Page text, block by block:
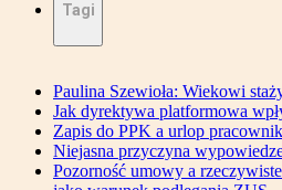
Tagi
Paulina Szewioła: Wiekowi
Jak dyrektywa platformowa
Zapis do PPK a urlop
Niejasna przyczyna
Pozorność umowy a